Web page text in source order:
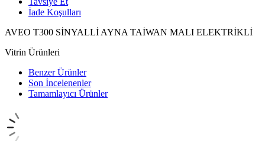
İade Koşulları
AVEO T300 SİNYALLİ AYNA TAİWAN MALI ELEKTRİKLİ
Vitrin Ürünleri
Benzer Ürünler
Son İncelenenler
Tamamlayıcı Ürünler